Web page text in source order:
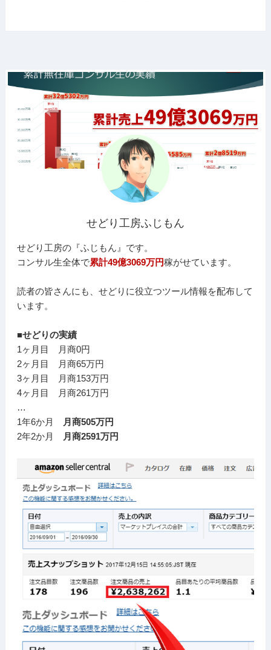
せどり工房ふじもん
せどり工房の『ふじもん』です。
コンサル生全体で累計49億3069万円稼がせています。
読者の皆さんにも、せどりに役立つツール情報を配布して
います。
■せどりの実績
1ヶ月目 月商0円
2ヶ月目 月商65万円
3ヶ月目 月商153万円
4ヶ月目 月商261万円
…
1年6か月
月商505万円
2年2か月
月商2591万円